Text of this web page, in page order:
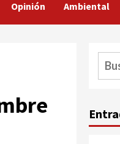
Opinión Ambiental